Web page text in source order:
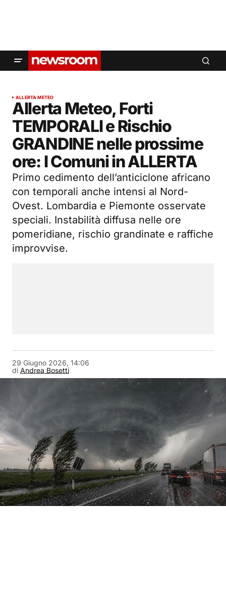
ALLERTA METEO
Allerta Meteo, Forti
TEMPORALI e Rischio
GRANDINE nelle prossime
ore: I Comuni in ALLERTA
Primo cedimento dell’anticiclone africano
con temporali anche intensi al Nord-
Ovest. Lombardia e Piemonte osservate
speciali. Instabilità diffusa nelle ore
pomeridiane, rischio grandinate e raffiche
improvvise.
di Andrea Bosetti
29 Giugno 2026, 14:06